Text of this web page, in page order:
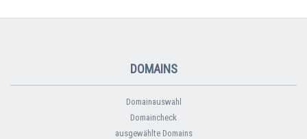
DOMAINS
Domainauswahl
Domaincheck
ausgewählte Domains